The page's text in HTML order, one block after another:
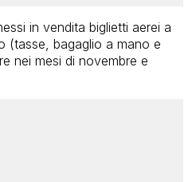
in vendita biglietti aerei a
(tasse, bagaglio a mano e
nei mesi di novembre e